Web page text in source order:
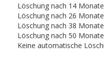
Löschung nach 14
Löschung nach 26
Löschung nach 38
Löschung nach 50
Keine automatische